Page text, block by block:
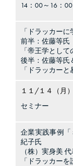
14：00～16：00
「ドラッカー
前半：佐藤等氏
「帝王学とし
後半：佐藤等氏
「ドラッカー
１１/１４（月）
セミナー
企業実践事例
紀子氏
（株）実身美
「ドラッカー